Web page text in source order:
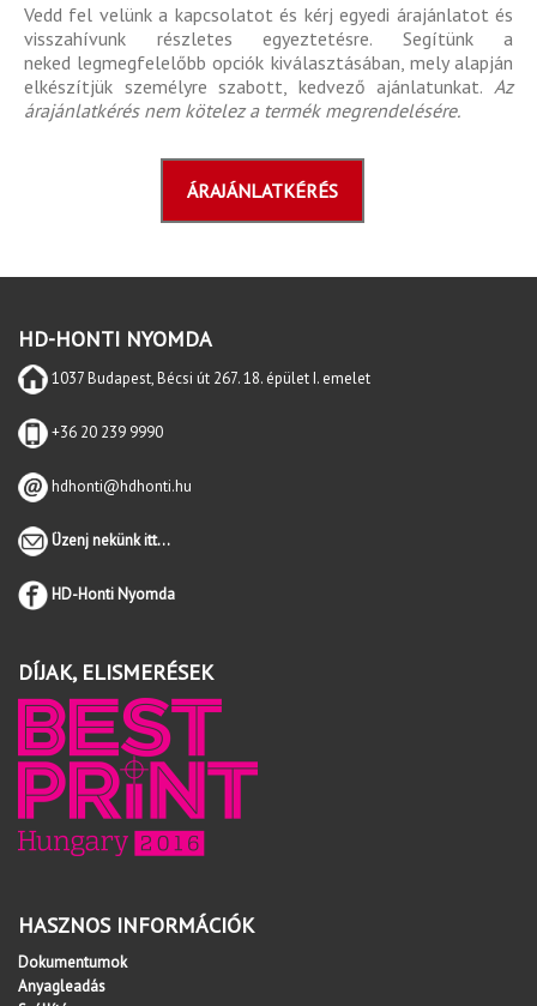
Vedd fel velünk a kapcsolatot és kérj egyedi árajánlatot és
visszahívunk részletes egyeztetésre. Segítünk a
neked legmegfelelőbb opciók kiválasztásában, mely alapján
elkészítjük személyre szabott, kedvező ajánlatunkat. Az
árajánlatkérés nem kötelez a termék megrendelésére.
ÁRAJÁNLATKÉRÉS
HD-HONTI NYOMDA
1037 Budapest, Bécsi út 267. 18. épület I. emelet
+36 20 239 9990
hdhonti@hdhonti.hu
Üzenj nekünk itt...
HD-Honti Nyomda
DÍJAK, ELISMERÉSEK
HASZNOS INFORMÁCIÓK
Dokumentumok
Anyagleadás